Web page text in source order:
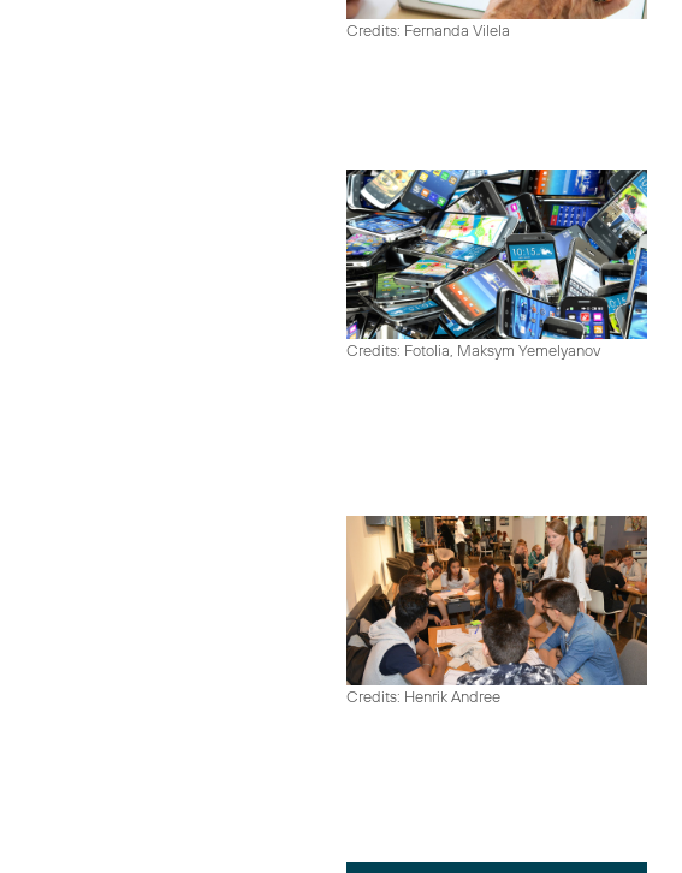
Credits: Fernanda Vilela
Credits: Fotolia, Maksym Yemelyanov
Credits: Henrik Andree